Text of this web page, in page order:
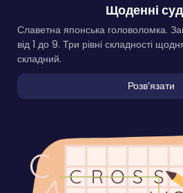
Щоденні
Славетна японська головоломка.
від 1 до 9. Три рівні складності
складний.
Розвʼязати